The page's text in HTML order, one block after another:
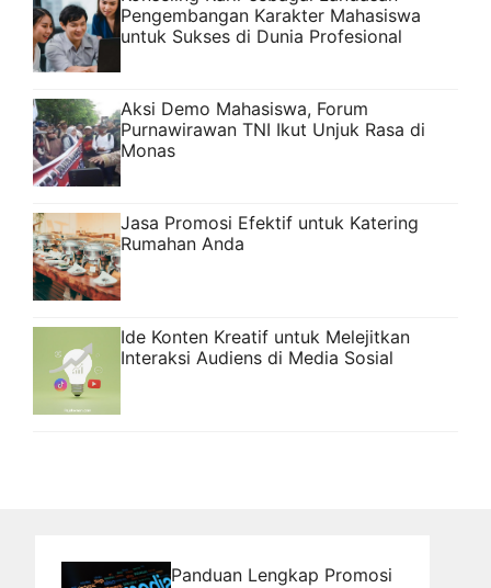
Pengembangan Karakter Mahasiswa
untuk Sukses di Dunia Profesional
Aksi Demo Mahasiswa, Forum
Purnawirawan TNI Ikut Unjuk Rasa di
Monas
Jasa Promosi Efektif untuk Katering
Rumahan Anda
Ide Konten Kreatif untuk Melejitkan
Interaksi Audiens di Media Sosial
Panduan Lengkap Promosi